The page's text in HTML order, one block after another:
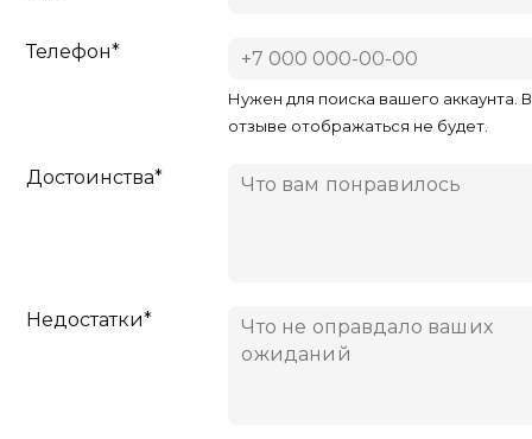
Телефон*
Нужен для поиска вашего аккаунта. В
отзыве отображаться не будет.
Достоинства*
Недостатки*